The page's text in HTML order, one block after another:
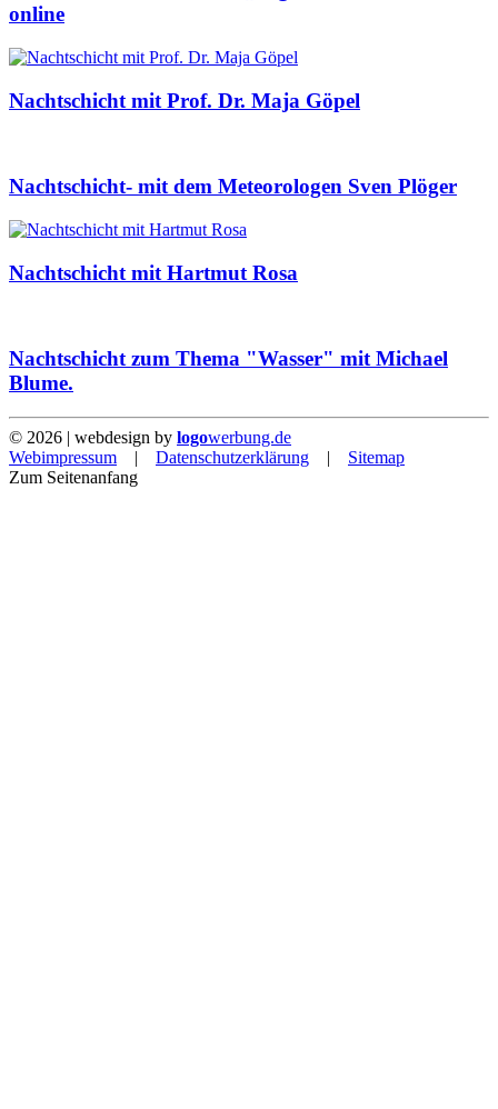
online
Nachtschicht mit Prof. Dr. Maja Göpel
Nachtschicht- mit dem Meteorologen Sven Plöger
Nachtschicht mit Hartmut Rosa
Nachtschicht zum Thema "Wasser" mit Michael
Blume.
© 2026 | webdesign by logowerbung.de
Webimpressum | Datenschutzerklärung | Sitemap
Zum Seitenanfang